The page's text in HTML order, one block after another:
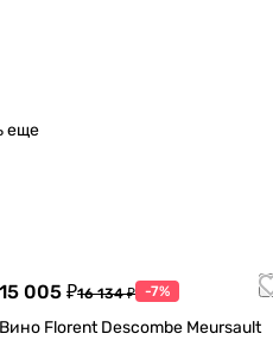
еще
15 005 ₽16 134 ₽ -7%
Вино Florent Descombe Meursault